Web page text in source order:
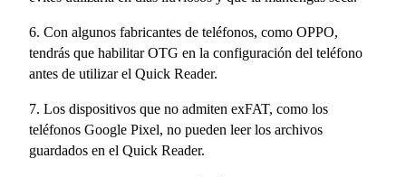
6. Con algunos fabricantes de teléfonos, como OPPO,
tendrás que habilitar OTG en la configuración del teléfono
antes de utilizar el Quick Reader.
7. Los dispositivos que no admiten exFAT, como los
teléfonos Google Pixel, no pueden leer los archivos
guardados en el Quick Reader.